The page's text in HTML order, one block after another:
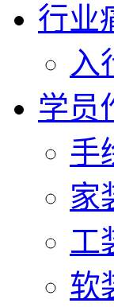
行业
入
学员
手
家
工
软